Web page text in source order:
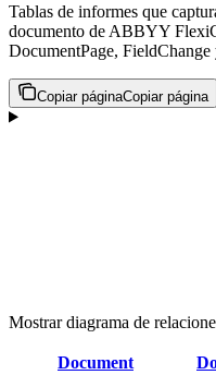
Tablas de informes que
documento de ABBYY
DocumentPage, FieldChange
Copiar páginaCopiar página
Mostrar diagrama de
Document